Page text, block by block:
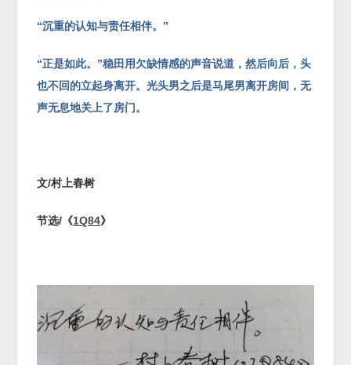
“沉重的认知与责任相伴。”
“正是如此。”稳田用欠缺情感的声音说道，然后向后，头
也不回的立起身离开。光头男之后是马尾男离开房间，无
声无息地关上了房门。
文/村上春树
节选/ 《1Q84》